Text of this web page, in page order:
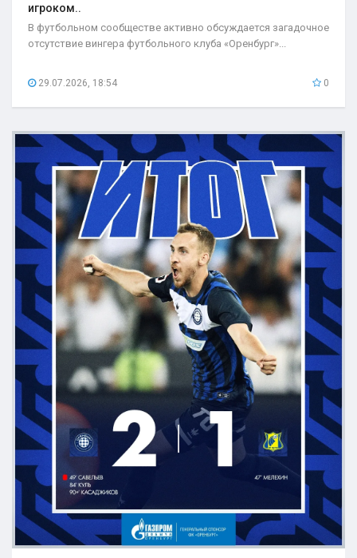
игроком..
В футбольном сообществе активно обсуждается загадочное
отсутствие вингера футбольного клуба «Оренбург»...
29.07.2026, 18:54 0